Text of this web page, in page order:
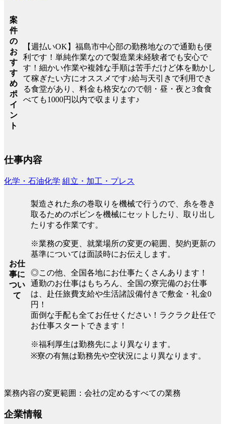
案
件
の
お
す
す
め
ポ
イ
ン
ト
【週払いOK】福島市中心部の勤務地なので通勤も便
利です！単純作業なので製造業未経験者でも安心で
す！細かい作業や複雑な手順は苦手だけど体を動かし
て稼ぎたい方にオススメです♪給与天引きで利用でき
る食堂があり、料金も格安なので朝・昼・夜と3食食
べても1000円以内で収まります♪
仕事内容
化学・石油化学 組立・加工・プレス
お仕
事に
つい
て
製造された糸の巻取りを機械で行うので、糸を巻き
取るためのボビンを機械にセットしたり、取り出し
たりする作業です。
※業務の変更、就業場所の変更の範囲、契約更新の
基準については面談時にお伝えします。
◎この他、全国各地にお仕事たくさんあります！
通勤のお仕事はもちろん、全国の寮完備のお仕事
は、赴任旅費支給や生活諸設備付きで敷金・礼金0
円！
面倒な手配も全てお任せください！ラクラク赴任で
お仕事スタートできます！
※福利厚生は勤務先により異なります。
※寮の有無は勤務先や空状況により異なります。
業務内容の変更範囲：会社の定めるすべての業務
企業情報